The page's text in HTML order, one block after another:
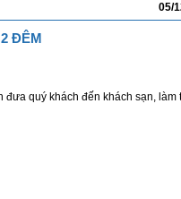
05/
ĐÊM
quý khách đến khách sạn,